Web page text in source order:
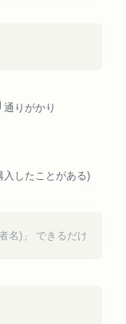
通りがかり
入したことがある)